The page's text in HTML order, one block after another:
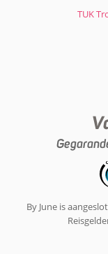
TUK
By June is